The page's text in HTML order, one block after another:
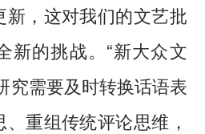
，这对我们的文艺批
新的挑战。“新大众文
究需要及时转换话语表
重组传统评论思维，